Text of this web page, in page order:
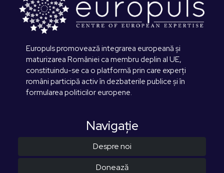
Europuls promovează integrarea europeană și
maturizarea României ca membru deplin al UE,
constituindu-se ca o platformă prin care experți
români participă activ în dezbaterile publice și în
formularea politicilor europene.
Navigaţie
Despre noi
Donează